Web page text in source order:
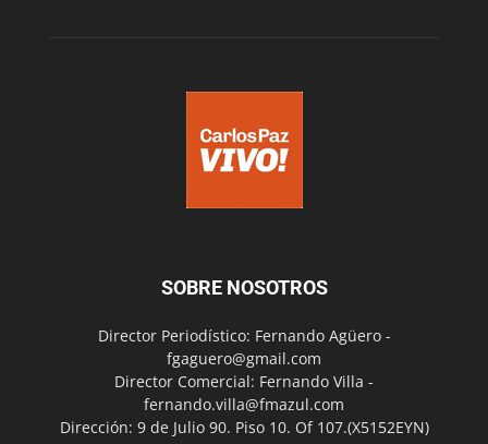
SOBRE NOSOTROS
Director Periodístico: Fernando Agüero -
fgaguero@gmail.com
Director Comercial: Fernando Villa -
fernando.villa@fmazul.com
Dirección: 9 de Julio 90. Piso 10. Of 107.(X5152EYN)